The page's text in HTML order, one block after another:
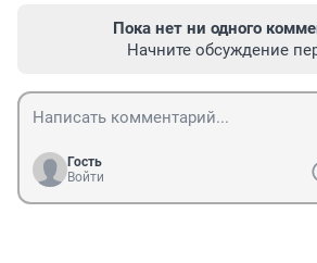
Пока нет ни одного
Начните обсуждение
Гость
Войти